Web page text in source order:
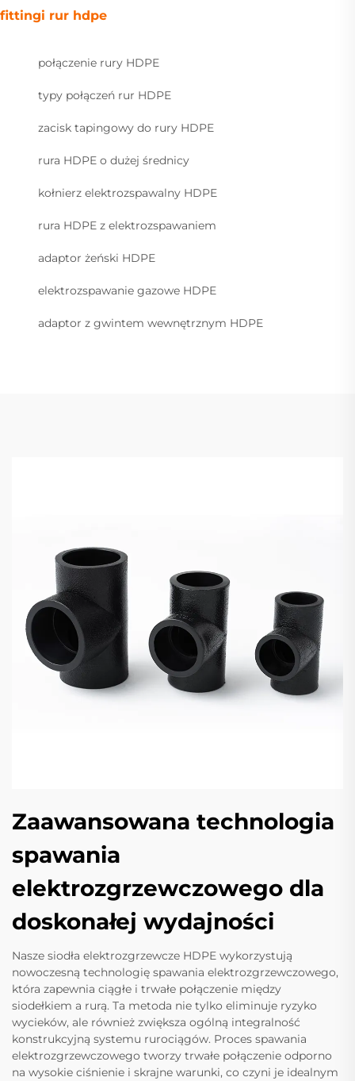
fittingi rur hdpe
połączenie rury HDPE
typy połączeń rur HDPE
zacisk tapingowy do rury HDPE
rura HDPE o dużej średnicy
kołnierz elektrozspawalny HDPE
rura HDPE z elektrozspawaniem
adaptor żeński HDPE
elektrozspawanie gazowe HDPE
adaptor z gwintem wewnętrznym HDPE
Zaawansowana technologia
spawania
elektrozgrzewczowego dla
doskonałej wydajności
Nasze siodła elektrozgrzewcze HDPE wykorzystują
nowoczesną technologię spawania elektrozgrzewczowego,
która zapewnia ciągłe i trwałe połączenie między
siodełkiem a rurą. Ta metoda nie tylko eliminuje ryzyko
wycieków, ale również zwiększa ogólną integralność
konstrukcyjną systemu rurociągów. Proces spawania
elektrozgrzewczowego tworzy trwałe połączenie odporno
na wysokie ciśnienie i skrajne warunki, co czyni je idealnym